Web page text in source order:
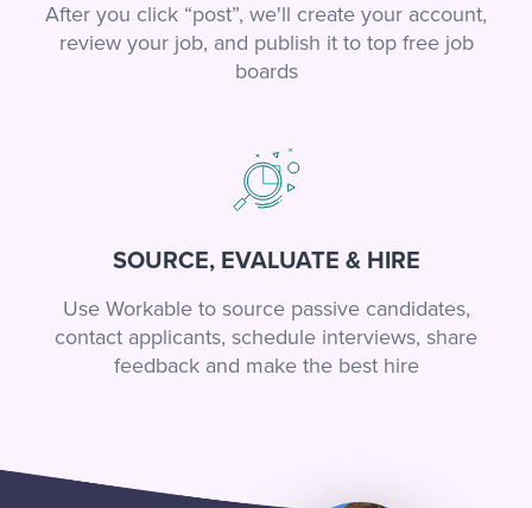
After you click “post”, we'll create your account,
review your job, and publish it to top free job
boards
SOURCE, EVALUATE & HIRE
Use Workable to source passive candidates,
contact applicants, schedule interviews, share
feedback and make the best hire